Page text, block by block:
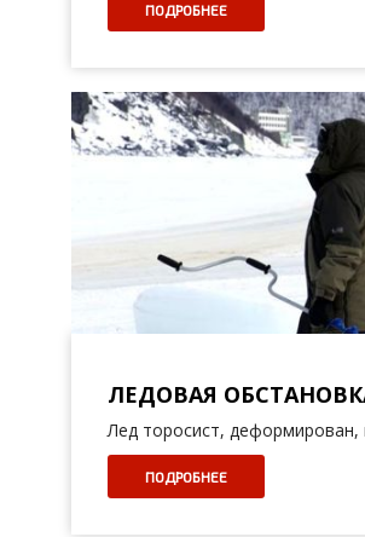
ПОДРОБНЕЕ
ЛЕДОВАЯ
Лед торосист,
ПОДРОБНЕЕ